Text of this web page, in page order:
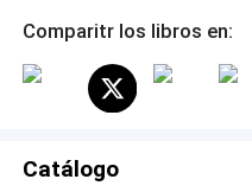
Comparitr los libros en:
Catálogo